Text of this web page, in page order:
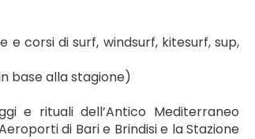
e corsi di surf, windsurf, kitesurf, sup,
base alla stagione)
e rituali dell’Antico Mediterraneo
di Bari e Brindisi e la Stazione